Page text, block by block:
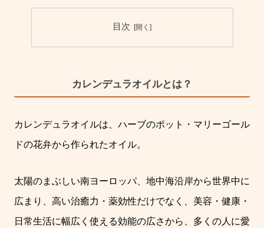
目次
カレンデュラオイルとは？
カレンデュラオイルは、ハーブのポット・マリーゴール
ドの花弁から作られたオイル。
太陽のまぶしい南ヨーロッパ、地中海沿岸から世界中に
広まり、高い治癒力・薬効性だけでなく、美容・健康・
日常生活に幅広く使える効能の広さから、多くの人に愛